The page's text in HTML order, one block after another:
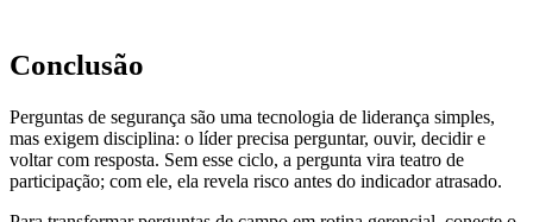
Conclusão
Perguntas de segurança são uma tecnologia de liderança simples,
mas exigem disciplina: o líder precisa perguntar, ouvir, decidir e
voltar com resposta. Sem esse ciclo, a pergunta vira teatro de
participação; com ele, ela revela risco antes do indicador atrasado.